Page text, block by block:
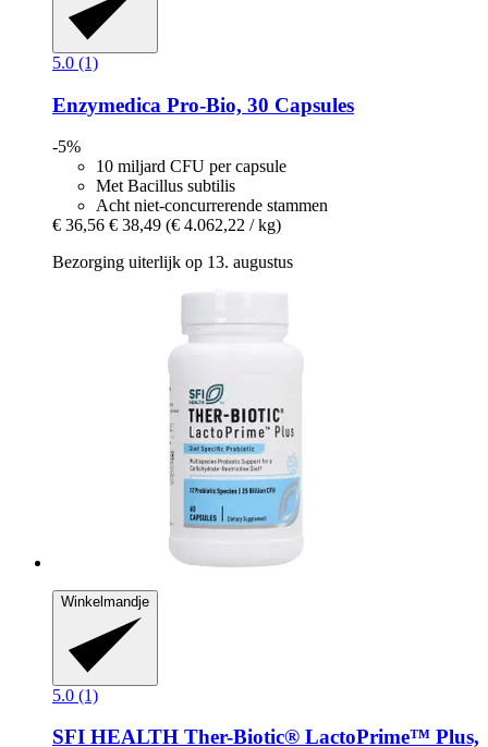
5.0 (1)
Enzymedica Pro-​Bio, 30 Capsules
-5%
10 miljard CFU per capsule
Met Bacillus subtilis
Acht niet-concurrerende stammen
€ 36,56 € 38,49 (€ 4.062,22 / kg)
Bezorging uiterlijk op 13. augustus
Winkelmandje
5.0 (1)
SFI HEALTH Ther-​Biotic® LactoPrime™ Plus,